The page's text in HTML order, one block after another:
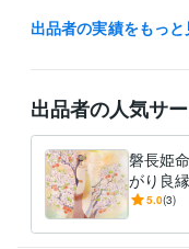
新たな次元の世に向かい
天命・御役目を受けまし
神と社（やしろ）を復
神と神を繋げていく御神事
神と人を繋げていく御神事
2022年より本格的に御役
今後は自粛しながらの営業
出品者の実績をもっと
出品者の人気サ
磐長姫
がり良
と繋が
5.0(3)